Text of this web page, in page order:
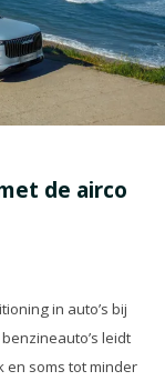
de airco
in auto’s bij
leidt
soms tot minder